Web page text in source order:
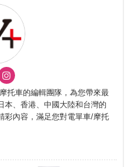
托車的編輯團隊，為您帶來最
本、香港、中國大陸和台灣的
彩內容，滿足您對電單車/摩托